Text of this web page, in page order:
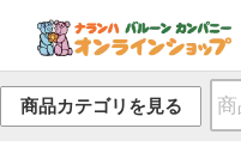
商品カテゴリを見る